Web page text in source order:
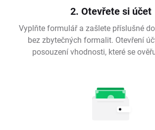
2. Otevřete si účet
Vyplňte formulář a zašlete příslušné
bez zbytečných formalit. Otevření
posouzení vhodnosti, které se